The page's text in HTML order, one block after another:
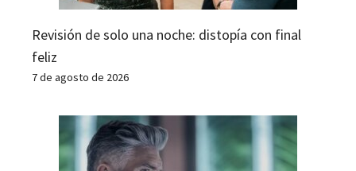
Revisión de solo una noche: distopía con final
feliz
7 de agosto de 2026